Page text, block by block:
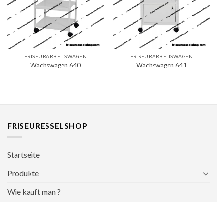
FRISEURARBEITSWÄGEN
Wachswagen 640
FRISEURARBEITSWÄGEN
Wachswagen 641
FRISEURESSELSHOP
Startseite
Produkte
Wie kauft man ?